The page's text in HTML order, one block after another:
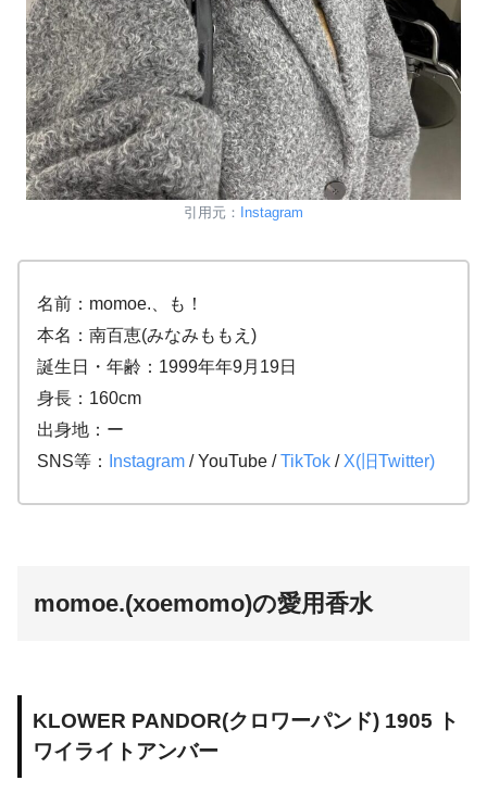
引用元： Instagram
名前：momoe.、も！
本名：南百恵(みなみももえ)
誕生日・年齢：1999年年9月19日
身長：160cm
出身地：ー
SNS等：
Instagram / YouTube /TikTok / X(旧Twitter)
momoe.(xoemomo)の愛用香水
KLOWER PANDOR(クロワーパンド) 1905 ト
ワイライトアンバー